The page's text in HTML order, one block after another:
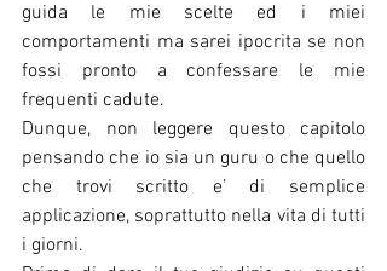
guida le mie scelte ed i miei
comportamenti ma sarei ipocrita se non
fossi pronto a confessare le mie
frequenti cadute.
Dunque, non leggere questo capitolo
pensando che io sia un guru o che quello
che trovi scritto e’ di semplice
applicazione, soprattutto nella vita di tutti
i giorni.